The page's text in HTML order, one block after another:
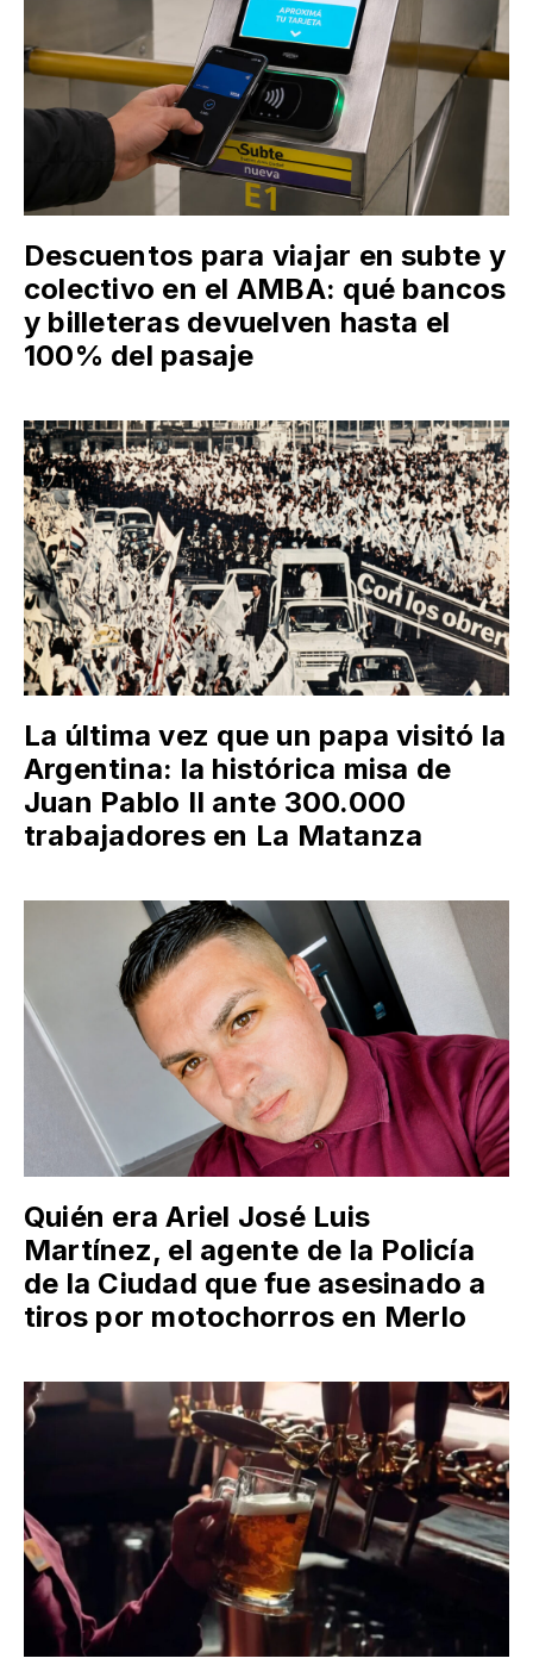
Descuentos para viajar en subte y
colectivo en el AMBA: qué bancos
y billeteras devuelven hasta el
100% del pasaje
La última vez que un papa visitó la
Argentina: la histórica misa de
Juan Pablo II ante 300.000
trabajadores en La Matanza
Quién era Ariel José Luis
Martínez, el agente de la Policía
de la Ciudad que fue asesinado a
tiros por motochorros en Merlo